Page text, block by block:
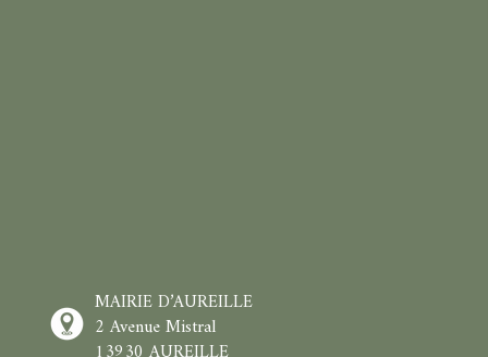
MAIRIE D’AUREILLE
2 Avenue Mistral